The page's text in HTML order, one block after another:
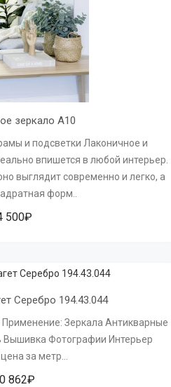
зеркало A10
и подсветки Лаконичное и
впишется в любой интерьер.
выглядит современно и легко, а
форм..
500₽
Серебро 194.43.044
Зеркала Антикварные
Фотографии Интерьер
за метр...
862₽